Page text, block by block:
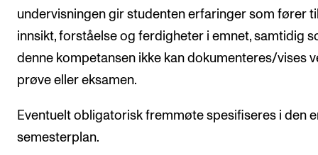
undervisningen gir studenten erfaringer som fører
innsikt, forståelse og ferdigheter i emnet, samtidig
denne kompetansen ikke kan dokumenteres/vises
prøve eller eksamen.
Eventuelt obligatorisk fremmøte spesifiseres i den
semesterplan.